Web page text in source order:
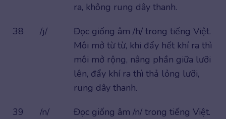
ra, không rung dây thanh.
38
/j/
Đọc giống âm /h/ trong tiếng Việt.
Môi mở từ từ, khi đẩy hết khí ra thì
môi mở rộng, nâng phần giữa lưỡi
lên, đẩy khí ra thì thả lỏng lưỡi,
rung dây thanh.
39
/n/
Đọc giống âm /n/ trong tiếng Việt.